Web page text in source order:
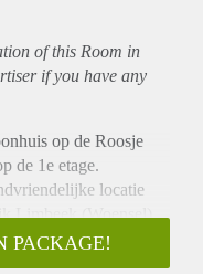
of this Room in
if you have any
op de Roosje
de 1e etage.
locatie
Limbeek (Woensel),
en busstation, het
het allemaal op
PACKAGE!